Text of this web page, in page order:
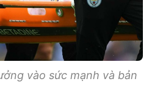
vào sức mạnh và bản